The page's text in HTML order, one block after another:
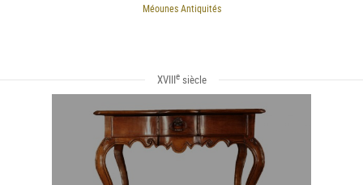
Méounes Antiquités
XVIIIesiècle